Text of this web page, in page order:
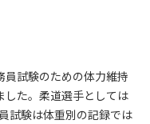
試験のための体力維持
した。柔道選手としては
試験は体重別の記録では